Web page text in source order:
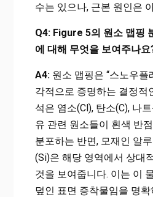
수는 있으나, 근본 원인은
Q4: Figure 5의 원소 맵핑
에 대해 무엇을 보여주나요
A4:원소 맵핑은 “스노우플
각적으로 증명하는 결정적
석은 염소(Cl), 탄소(C), 나
유 관련 원소들이 흰색 반
분포하는 반면, 모재인 알
(Si)은 해당 영역에서 상대
것을 보여줍니다. 이는 이
덮인 표면 증착물임을 명확